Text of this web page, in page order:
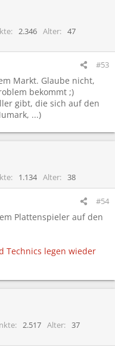
2.346 Alter
47
#53
Markt. Glaube nicht,
bekommt ;)
gibt, die sich auf den
...)
1.134 Alter 38
#54
Plattenspieler auf den
Technics legen wieder
2.517 Alter
37